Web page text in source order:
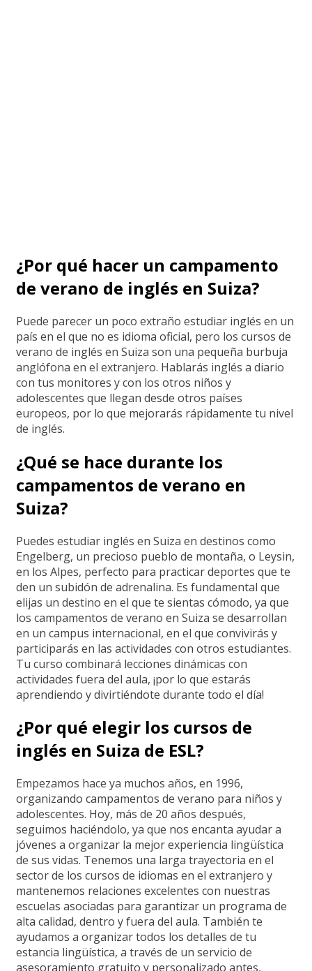
¿Por qué hacer un campamento
de verano de inglés en Suiza?
Puede parecer un poco extraño estudiar inglés en un
país en el que no es idioma oficial, pero los cursos de
verano de inglés en Suiza son una pequeña burbuja
anglófona en el extranjero. Hablarás inglés a diario
con tus monitores y con los otros niños y
adolescentes que llegan desde otros países
europeos, por lo que mejorarás rápidamente tu nivel
de inglés.
¿Qué se hace durante los
campamentos de verano en
Suiza?
Puedes estudiar inglés en Suiza en destinos como
Engelberg, un precioso pueblo de montaña, o Leysin,
en los Alpes, perfecto para practicar deportes que te
den un subidón de adrenalina. Es fundamental que
elijas un destino en el que te sientas cómodo, ya que
los campamentos de verano en Suiza se desarrollan
en un campus internacional, en el que convivirás y
participarás en las actividades con otros estudiantes.
Tu curso combinará lecciones dinámicas con
actividades fuera del aula, ¡por lo que estarás
aprendiendo y divirtiéndote durante todo el día!
¿Por qué elegir los cursos de
inglés en Suiza de ESL?
Empezamos hace ya muchos años, en 1996,
organizando campamentos de verano para niños y
adolescentes. Hoy, más de 20 años después,
seguimos haciéndolo, ya que nos encanta ayudar a
jóvenes a organizar la mejor experiencia lingüística
de sus vidas. Tenemos una larga trayectoria en el
sector de los cursos de idiomas en el extranjero y
mantenemos relaciones excelentes con nuestras
escuelas asociadas para garantizar un programa de
alta calidad, dentro y fuera del aula. También te
ayudamos a organizar todos los detalles de tu
estancia lingüística, a través de un servicio de
asesoramiento gratuito y personalizado antes,